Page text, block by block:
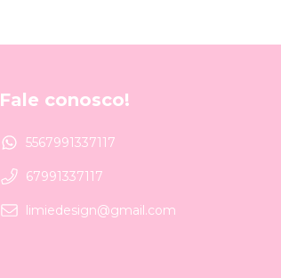
Fale conosco!
5567991337117
67991337117
limiedesign@gmail.com